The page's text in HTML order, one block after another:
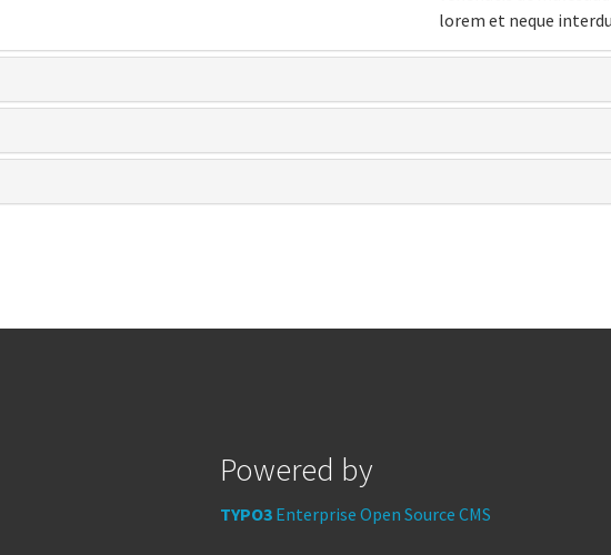
lorem et neque
Powered by
TYPO3 Enterprise Open Source CMS